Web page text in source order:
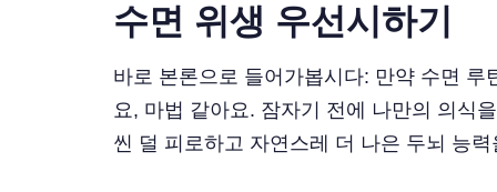
수면 위생 우선시하기
바로 본론으로 들어가봅시다: 만약 수면
요, 마법 같아요. 잠자기 전에 나만의 의식
씬 덜 피로하고 자연스레 더 나은 두뇌 능